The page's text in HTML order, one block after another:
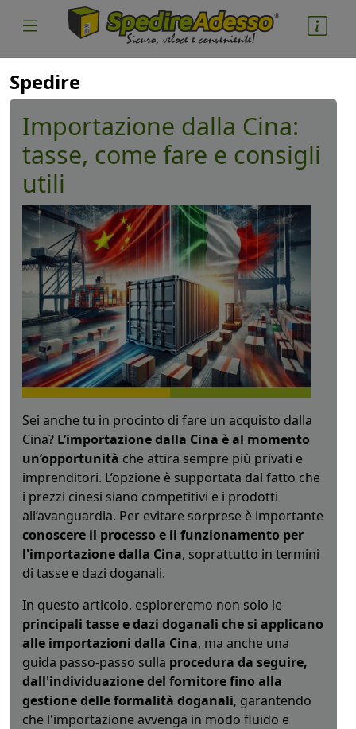
Spedire
Importazione dalla Cina:
tasse, come fare e consigli
utili
Sei anche tu in procinto di fare un acquisto dalla
Cina? L’importazione dalla Cina è al momento
un’opportunità che attira sempre più privati e
imprenditori. L’opzione è supportata dal fatto che
i prezzi cinesi siano competitivi e i prodotti
all’avanguardia. Per evitare sorprese è importante
conoscere il processo e il funzionamento per
l'importazione dalla Cina, soprattutto in termini
di tasse e dazi doganali.
In questo articolo, esploreremo non solo le
principali tasse e dazi doganali che si applicano
alle importazioni dalla Cina, ma anche una
guida passo-passo sulla procedura da seguire,
dall'individuazione del fornitore fino alla
gestione delle formalità doganali, garantendo
che l'importazione avvenga in modo fluido e